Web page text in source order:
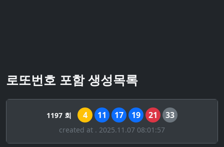
로또번호 포함 생성목록
1197 회 4 11 17 19 21 33
created at . 2025.11.07 08:01:57